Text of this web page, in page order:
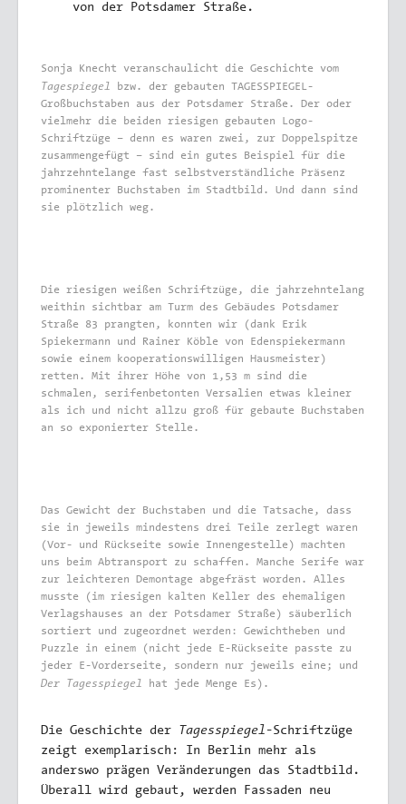
von der Potsdamer Straße.
Sonja Knecht veranschaulicht die Geschichte vom
Tagespiegel bzw. der gebauten TAGESSPIEGEL-
Großbuchstaben aus der Potsdamer Straße. Der oder
vielmehr die beiden riesigen gebauten Logo-
Schriftzüge – denn es waren zwei, zur Doppelspitze
zusammengefügt – sind ein gutes Beispiel für die
jahrzehntelange fast selbstverständliche Präsenz
prominenter Buchstaben im Stadtbild. Und dann sind
sie plötzlich weg.
Die riesigen weißen Schriftzüge, die jahrzehntelang
weithin sichtbar am Turm des Gebäudes Potsdamer
Straße 83 prangten, konnten wir (dank Erik
Spiekermann und Rainer Köble von Edenspiekermann
sowie einem kooperationswilligen Hausmeister)
retten. Mit ihrer Höhe von 1,53 m sind die
schmalen, serifenbetonten Versalien etwas kleiner
als ich und nicht allzu groß für gebaute Buchstaben
an so exponierter Stelle.
Das Gewicht der Buchstaben und die Tatsache, dass
sie in jeweils mindestens drei Teile zerlegt waren
(Vor- und Rückseite sowie Innengestelle) machten
uns beim Abtransport zu schaffen. Manche Serife war
zur leichteren Demontage abgefräst worden. Alles
musste (im riesigen kalten Keller des ehemaligen
Verlagshauses an der Potsdamer Straße) säuberlich
sortiert und zugeordnet werden: Gewichtheben und
Puzzle in einem (nicht jede E-Rückseite passte zu
jeder E-Vorderseite, sondern nur jeweils eine; und
Der Tagesspiegel hat jede Menge Es).
Die Geschichte der Tagesspiegel -Schriftzüge
zeigt exemplarisch: In Berlin mehr als
anderswo prägen Veränderungen das Stadtbild.
Überall wird gebaut, werden Fassaden neu